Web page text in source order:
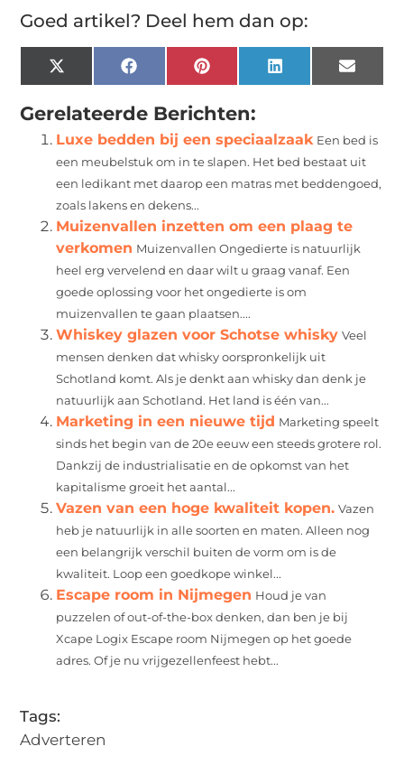
Goed artikel? Deel hem dan op:
X
(Twitter)
FacebookPinterest LinkedIn Email
Gerelateerde Berichten:
Luxe bedden bij een speciaalzaak Een bed is
een meubelstuk om in te slapen. Het bed bestaat uit
een ledikant met daarop een matras met beddengoed,
zoals lakens en dekens...
Muizenvallen inzetten om een plaag te
verkomen Muizenvallen Ongedierte is natuurlijk
heel erg vervelend en daar wilt u graag vanaf. Een
goede oplossing voor het ongedierte is om
muizenvallen te gaan plaatsen....
Whiskey glazen voor Schotse whisky Veel
mensen denken dat whisky oorspronkelijk uit
Schotland komt. Als je denkt aan whisky dan denk je
natuurlijk aan Schotland. Het land is één van...
Marketing in een nieuwe tijd Marketing speelt
sinds het begin van de 20e eeuw een steeds grotere rol.
Dankzij de industrialisatie en de opkomst van het
kapitalisme groeit het aantal...
Vazen van een hoge kwaliteit kopen. Vazen
heb je natuurlijk in alle soorten en maten. Alleen nog
een belangrijk verschil buiten de vorm om is de
kwaliteit. Loop een goedkope winkel...
Escape room in Nijmegen Houd je van
puzzelen of out-of-the-box denken, dan ben je bij
Xcape Logix Escape room Nijmegen op het goede
adres. Of je nu vrijgezellenfeest hebt...
Tags:
Adverteren